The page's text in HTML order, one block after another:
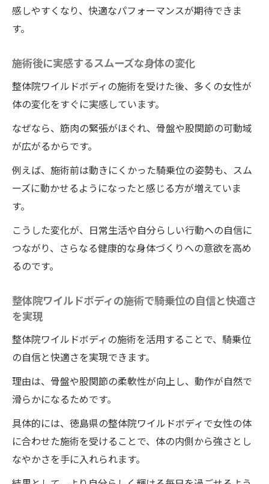
感しやすくなり、快適なパフォーマンスが期待できま
す。
施術後に実感するスムーズな身体の変化
整体院ワイルドボディの施術を受けた後、多くの女性が
体の変化をすぐに実感しています。
なぜなら、筋肉の緊張がほぐれ、骨盤や股関節の可動域
が広がるからです。
例えば、施術前は動きにくかった騎乗位の姿勢も、スム
ーズに動かせるようになったと感じる方が増えていま
す。
こうした変化が、日常生活や自分らしい行動への自信に
つながり、さらなる健康的な身体づくりへの意欲を高め
るのです。
整体院ワイルドボディの施術で騎乗位の自信と快適さ
を実現
整体院ワイルドボディの施術を活用することで、騎乗位
の自信と快適さを実現できます。
理由は、骨盤や股関節の柔軟性が向上し、動作が自然で
滑らかになるためです。
具体的には、徳島県の整体院ワイルドボディで女性の体
に合わせた施術を受けることで、体の内側から強さとし
なやかさを手に入れられます。